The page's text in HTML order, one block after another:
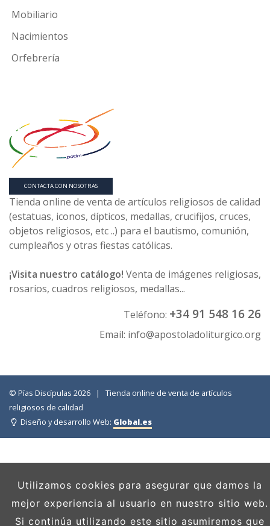
Mobiliario
Nacimientos
Orfebrería
CONTACTA CON NOSOTRAS
Tienda online de venta de artículos religiosos de calidad
(estatuas, iconos, dípticos, medallas, crucifijos, cruces,
objetos religiosos, etc ..) para el bautismo, comunión,
cumpleaños y otras fiestas católicas.
¡Visita nuestro catálogo! Venta de imágenes religiosas,
rosarios, cuadros religiosos, medallas...
Teléfono: +34 91 548 16 26
Email: info@apostoladoliturgico.org
© Pías Discípulas 2026 | Tienda online de venta de artículos
religiosos de calidad
Diseño y desarrollo Web: Global.es
Utilizamos cookies para asegurar que damos la
mejor experiencia al usuario en nuestro sitio web.
Si continúa utilizando este sitio asumiremos que